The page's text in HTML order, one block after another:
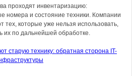
проходят инвентаризацию:
номера и состояние техники. Компании
тех, которые уже нельзя использовать,
их по дальнейшей обработке.